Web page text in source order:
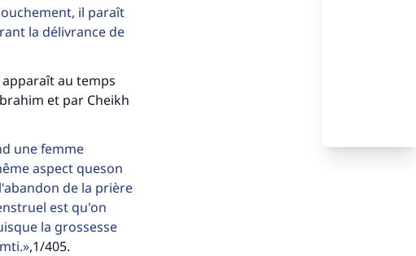
il paraît
la délivrance de
au temps
et par Cheikh
une femme
aspect queson
de la prière
est qu'on
la grossesse
,1/405.
de